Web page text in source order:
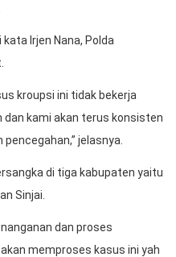
Irjen Nana, Polda
kroupsi ini tidak bekerja
dan kami akan terus konsisten
jelasnya.
di tiga kabupaten yaitu
Sinjai.
dan proses
memproses kasus ini yah